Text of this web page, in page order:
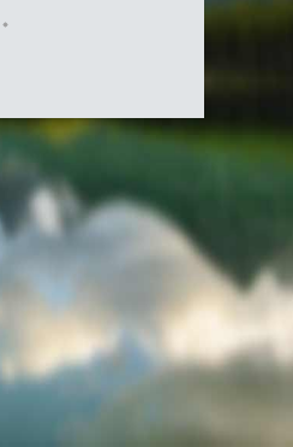
Symbole
du